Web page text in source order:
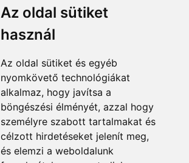
Az oldal sütiket
használ
Az oldal sütiket és egyéb
nyomkövető technológiákat
alkalmaz, hogy javítsa a
böngészési élményét, azzal hogy
személyre szabott tartalmakat és
célzott hirdetéseket jelenít meg,
és elemzi a weboldalunk
Napocska
23 200 Ft-tól
Elfogadott fizetési módok